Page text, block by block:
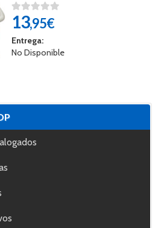
13,95€
Entrega:
No Disponible